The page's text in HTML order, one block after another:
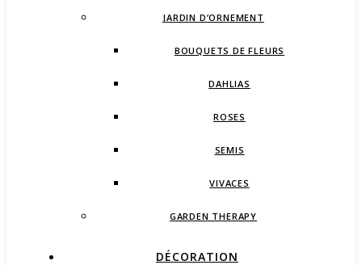
JARDIN D’ORNEMENT
BOUQUETS DE FLEURS
DAHLIAS
ROSES
SEMIS
VIVACES
GARDEN THERAPY
DÉCORATION